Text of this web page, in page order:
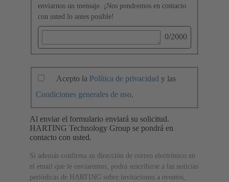
enviarnos un mensaje. ¡Nos pondremos en contacto
con usted lo antes posible!
0/2000
Acepto la Política de privacidad y las
Condiciones generales de uso.
Al enviar el formulario enviará su solicitud.
HARTING Technology Group se pondrá en
contacto con usted.
Si además confirma su dirección de correo electrónico en
el email que le enviaremos, podrá suscribirse a las noticias
periódicas de HARTING sobre invitaciones a eventos,